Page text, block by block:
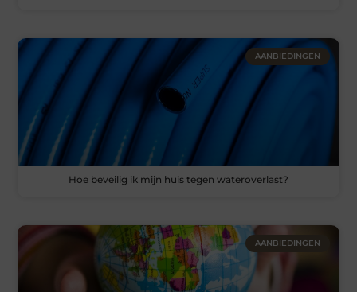
AANBIEDINGEN
Hoe beveilig ik mijn huis tegen wateroverlast?
AANBIEDINGEN